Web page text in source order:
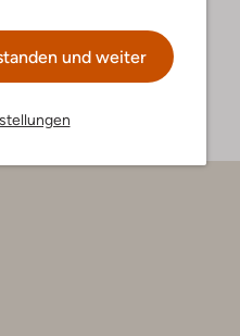
und weiter